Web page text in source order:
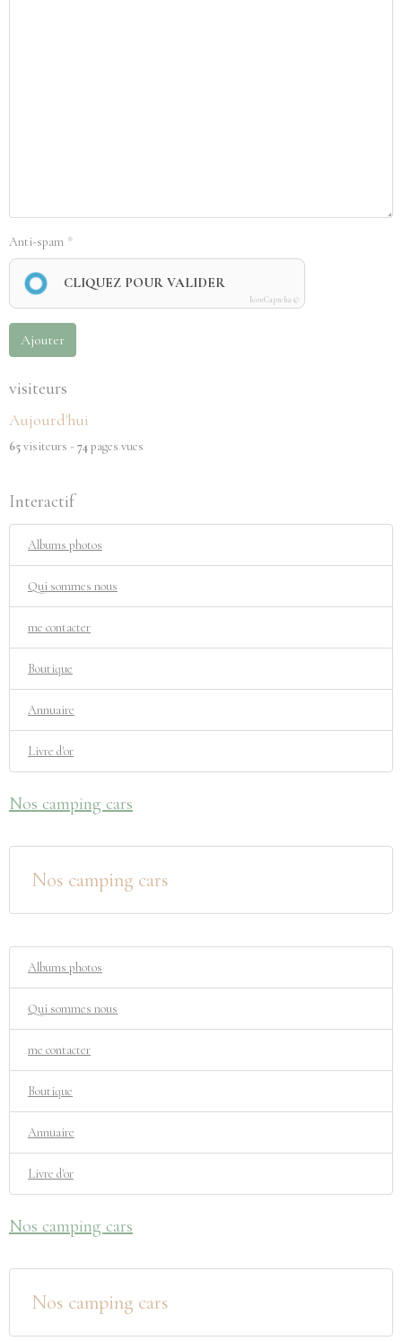
Anti-spam
CLIQUEZ POUR VALIDER
IconCaptcha ©
Ajouter
visiteurs
Aujourd'hui
65visiteurs - 74pages vues
Interactif
Albums photos
Qui sommes nous
me contacter
Boutique
Annuaire
Livre d'or
Nos camping cars
Nos camping cars
Albums photos
Qui sommes nous
me contacter
Boutique
Annuaire
Livre d'or
Nos camping cars
Nos camping cars